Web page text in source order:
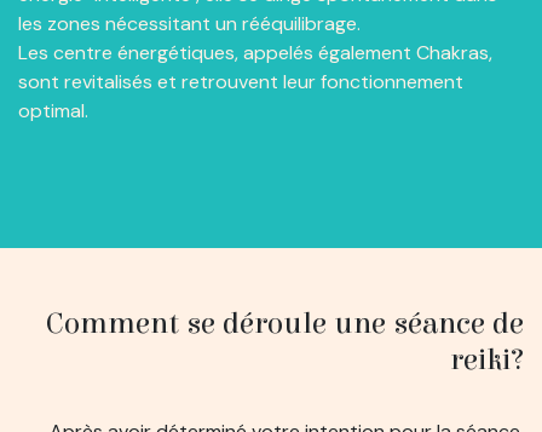
les zones nécessitant un rééquilibrage.
Les centre énergétiques, appelés également Chakras,
sont revitalisés et retrouvent leur fonctionnement
optimal.
Comment se déroule une séance de
reiki?